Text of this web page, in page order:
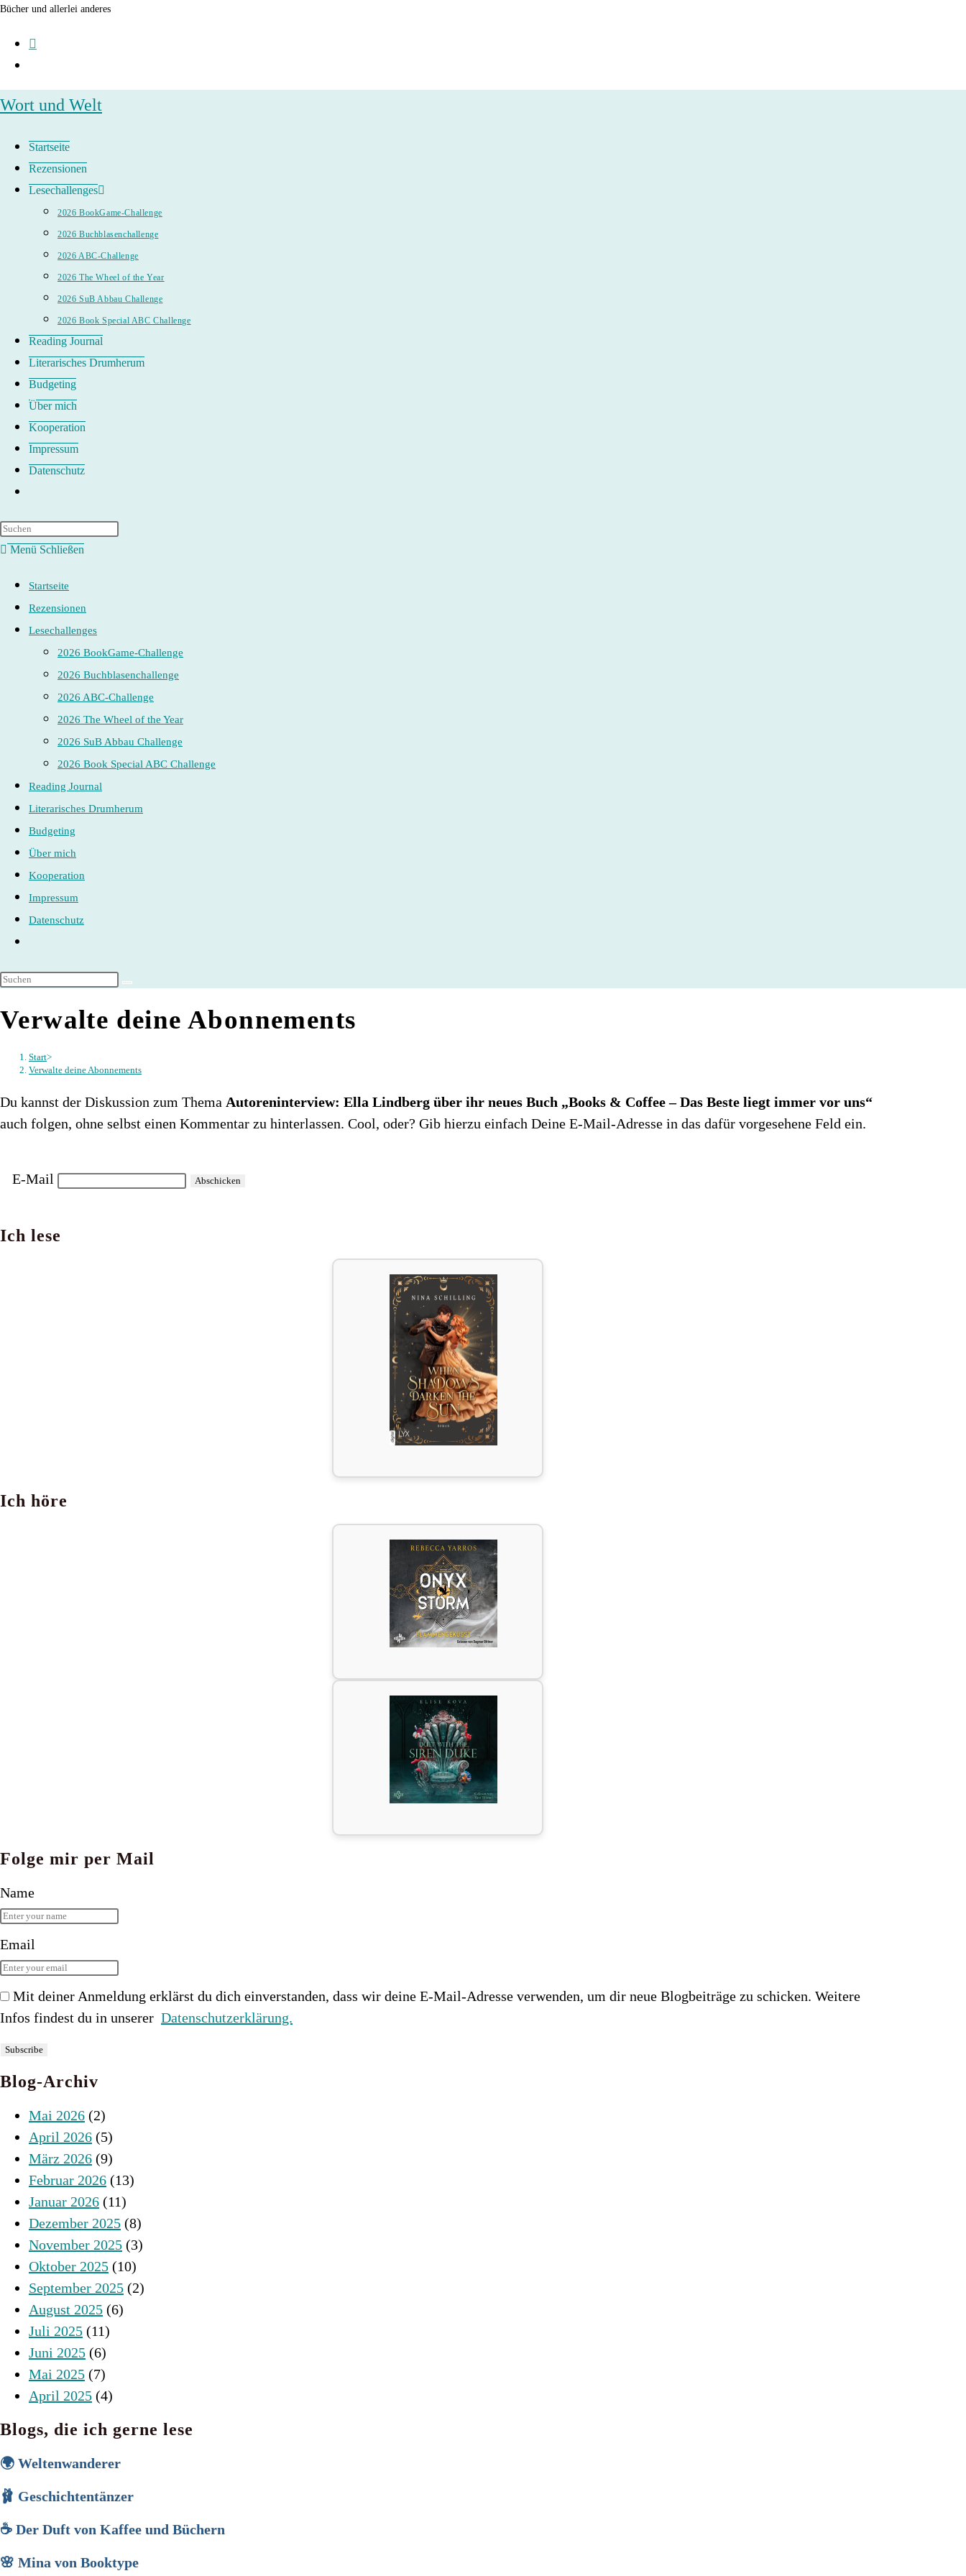
Zum
springen
Bücher und allerlei anderes
Wort und Welt
Startseite
Rezensionen
Lesechallenges
2026 BookGame-Challenge
2026 Buchblasenchallenge
2026 ABC-Challenge
2026 The Wheel of the Year
2026 SuB Abbau Challenge
2026 Book Special ABC Challenge
Reading Journal
Literarisches Drumherum
Budgeting
Über mich
Kooperation
Impressum
Datenschutz
umschalten
Menü Schließen
Startseite
Rezensionen
Lesechallenges
2026 BookGame-Challenge
2026 Buchblasenchallenge
2026 ABC-Challenge
2026 The Wheel of the Year
2026 SuB Abbau Challenge
2026 Book Special ABC Challenge
Reading Journal
Literarisches Drumherum
Budgeting
Über mich
Kooperation
Impressum
Datenschutz
umschalten
Verwalte deine Abonnements
Start>
Verwalte deine Abonnements
Du kannst der Diskussion zum Thema Autoreninterview: Ella Lindberg über ihr neues Buch „Books & Coffee – Das Beste liegt immer vor uns“
auch folgen, ohne selbst einen Kommentar zu hinterlassen. Cool, oder? Gib hierzu einfach Deine E-Mail-Adresse in das dafür vorgesehene Feld ein.
E-Mail
Ich lese
Ich höre
Folge mir per Mail
Name
Email
Mit deiner Anmeldung erklärst du dich einverstanden, dass wir deine E-Mail-Adresse verwenden, um dir neue Blogbeiträge zu schicken. Weitere
Infos findest du in unserer Datenschutzerklärung.
Blog-Archiv
Mai 2026 (2)
April 2026 (5)
März 2026 (9)
Februar 2026 (13)
Januar 2026 (11)
Dezember 2025 (8)
November 2025 (3)
Oktober 2025 (10)
September 2025 (2)
August 2025 (6)
Juli 2025 (11)
Juni 2025 (6)
Mai 2025 (7)
April 2025 (4)
Blogs, die ich gerne lese
🌍 Weltenwanderer
🩰 Geschichtentänzer
☕ Der Duft von Kaffee und Büchern
🌸 Mina von Booktype